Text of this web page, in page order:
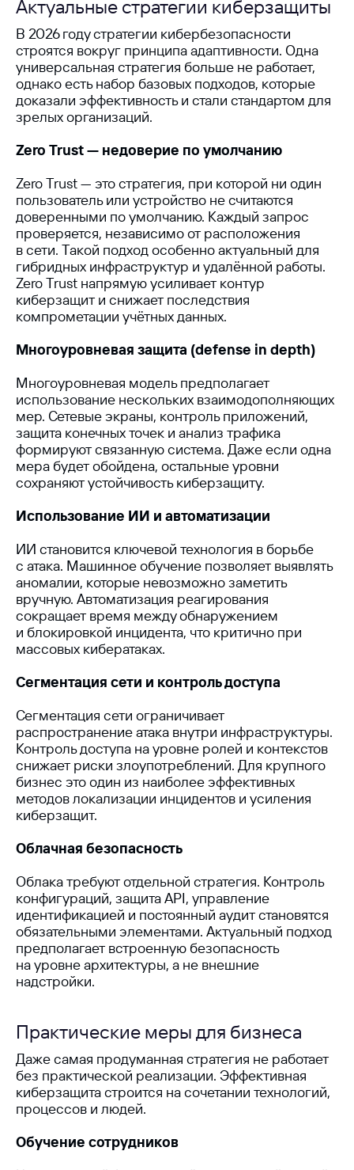
Актуальные стратегии киберзащиты
В 2026 году стратегии кибербезопасности
строятся вокруг принципа адаптивности. Одна
универсальная стратегия больше не работает,
однако есть набор базовых подходов, которые
доказали эффективность и стали стандартом для
зрелых организаций.
Zero Trust — недоверие по умолчанию
Zero Trust — это стратегия, при которой ни один
пользователь или устройство не считаются
доверенными по умолчанию. Каждый запрос
проверяется, независимо от расположения
в сети. Такой подход особенно актуальный для
гибридных инфраструктур и удалённой работы.
Zero Trust напрямую усиливает контур
киберзащит и снижает последствия
компрометации учётных данных.
Многоуровневая защита (defense in depth)
Многоуровневая модель предполагает
использование нескольких взаимодополняющих
мер. Сетевые экраны, контроль приложений,
защита конечных точек и анализ трафика
формируют связанную система. Даже если одна
мера будет обойдена, остальные уровни
сохраняют устойчивость киберзащиту.
Использование ИИ и автоматизации
ИИ становится ключевой технология в борьбе
с атака. Машинное обучение позволяет выявлять
аномалии, которые невозможно заметить
вручную. Автоматизация реагирования
сокращает время между обнаружением
и блокировкой инцидента, что критично при
массовых кибератаках.
Сегментация сети и контроль доступа
Сегментация сети ограничивает
распространение атака внутри инфраструктуры.
Контроль доступа на уровне ролей и контекстов
снижает риски злоупотреблений. Для крупного
бизнес это один из наиболее эффективных
методов локализации инцидентов и усиления
киберзащит.
Облачная безопасность
Облака требуют отдельной стратегия. Контроль
конфигураций, защита API, управление
идентификацией и постоянный аудит становятся
обязательными элементами. Актуальный подход
предполагает встроенную безопасность
на уровне архитектуры, а не внешние
надстройки.
Практические меры для бизнеса
Даже самая продуманная стратегия не работает
без практической реализации. Эффективная
киберзащита строится на сочетании технологий,
процессов и людей.
Обучение сотрудников